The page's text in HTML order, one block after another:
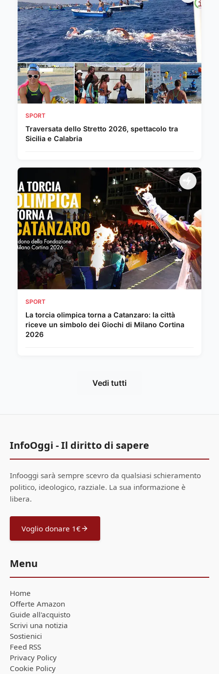
SPORT
Traversata dello Stretto 2026, spettacolo tra
Sicilia e Calabria
SPORT
La torcia olimpica torna a Catanzaro: la città
riceve un simbolo dei Giochi di Milano Cortina
2026
Vedi tutti
InfoOggi - Il diritto di sapere
Infooggi sarà sempre scevro da qualsiasi schieramento
politico, ideologico, razziale. La sua informazione è
libera.
Voglio donare 1€
Menu
Home
Offerte Amazon
Guide all'acquisto
Scrivi una notizia
Sostienici
Feed RSS
Privacy Policy
Cookie Policy